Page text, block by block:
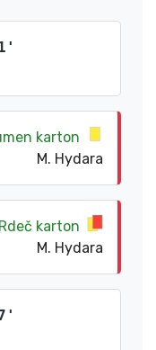
karton
M. Hydara
karton
M. Hydara